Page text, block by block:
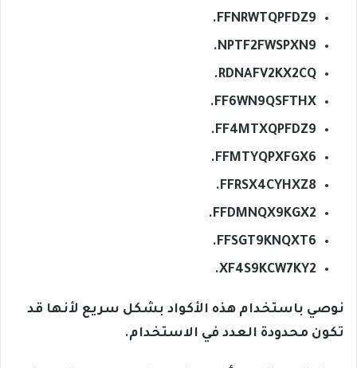
FFNRWTQPFDZ9.
NPTF2FWSPXN9.
RDNAFV2KX2CQ.
FF6WN9QSFTHX.
FF4MTXQPFDZ9.
FFMTYQPXFGX6.
FFRSX4CYHXZ8.
FFDMNQX9KGX2.
FFSGT9KNQXT6.
XF4S9KCW7KY2.
نوصي باستخدام هذه الأكواد بشكل سريع لأنها قد
تكون محدودة العدد في الاستخدام.